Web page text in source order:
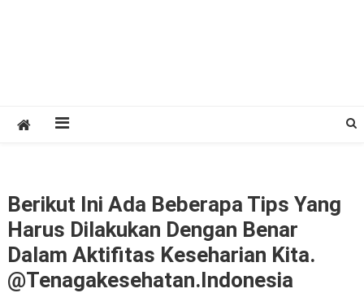
Berikut Ini Ada Beberapa Tips Yang
Harus Dilakukan Dengan Benar
Dalam Aktifitas Keseharian Kita.
@tenagakesehatan.indonesia